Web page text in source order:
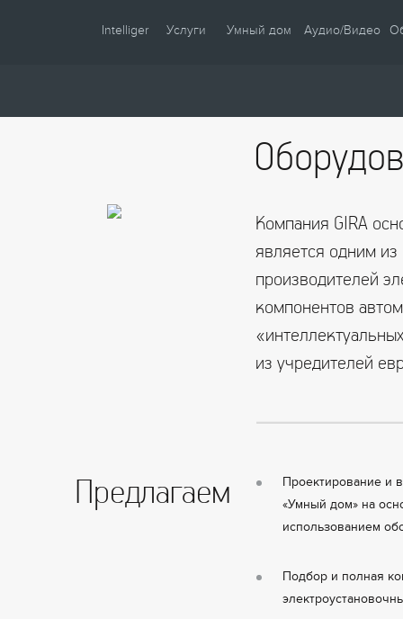
Intelliger
Партнеры
Статьи
Услуги
Монтаж
Умный дом
Управление
Освещение
Безопасность
Энергосбережение
Аудио/Видео
Компания GIRA
является одним
производителей
компонентов
из учредителей
Предлагаем
Проектирование и
«Умный дом» на
использованием
Подбор и полная